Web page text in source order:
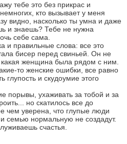
тебе это без прикрас и
кто вызывает у меня
видно, насколько ты умна и даже
и знаешь? Тебе не нужна
себе сама.
и правильные слова: все это
бисер перед свиньей. Он не
какая женщина была рядом с ним.
то женские ошибки, все равно
глупость и скудоумие этого
порывы, ухаживать за тобой и за
но скатилось все до
чем уверена, что глупые люди
и семью нормальную не создадут.
счастья.